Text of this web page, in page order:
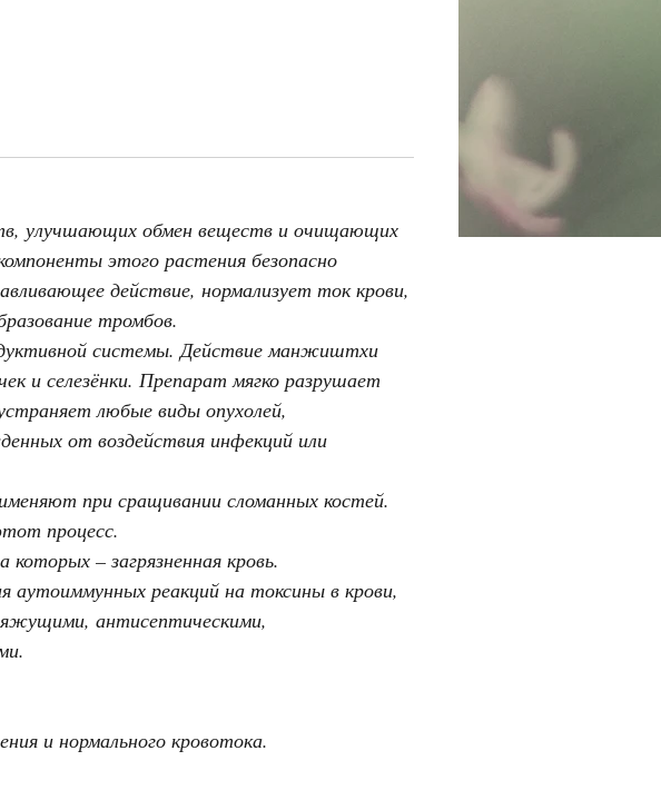
улучшающих обмен веществ и очищающих
этого растения безопасно
действие, нормализует ток крови,
тромбов.
системы. Действие манжиштхи
и селезёнки. Препарат мягко разрушает
любые виды опухолей,
от воздействия инфекций или
при сращивании сломанных костей.
процесс.
– загрязненная кровь.
реакций на токсины в крови,
антисептическими,
и нормального кровотока.